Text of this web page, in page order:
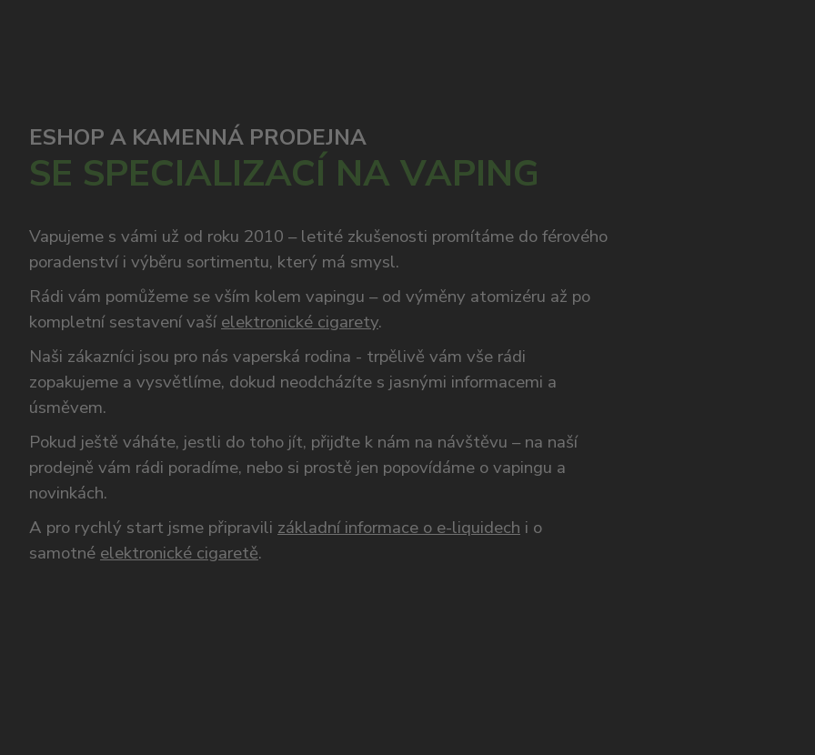
ESHOP A KAMENNÁ PRODEJNA
SE SPECIALIZACÍ NA VAPING
Vapujeme s vámi už od roku 2010 – letité zkušenosti promítáme do férového
poradenství i výběru sortimentu, který má smysl.
Rádi vám pomůžeme se vším kolem vapingu – od výměny atomizéru až po
kompletní sestavení vaší elektronické cigarety.
Naši zákazníci jsou pro nás vaperská rodina - trpělivě vám vše rádi
zopakujeme a vysvětlíme, dokud neodcházíte s jasnými informacemi a
úsměvem.
Pokud ještě váháte, jestli do toho jít, přijďte k nám na návštěvu – na naší
prodejně vám rádi poradíme, nebo si prostě jen popovídáme o vapingu a
novinkách.
A pro rychlý start jsme připravili základní informace o e-liquidech i o
samotné elektronické cigaretě.